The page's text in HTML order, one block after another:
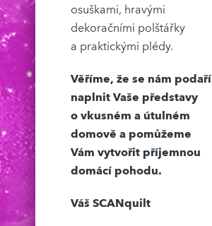
osuškami, hravými
dekoračními polštářky
a praktickými plédy.
Věříme, že se nám podaří
naplnit Vaše představy
o vkusném a útulném
domově a pomůžeme
Vám vytvořit příjemnou
domácí pohodu.
Váš SCANquilt